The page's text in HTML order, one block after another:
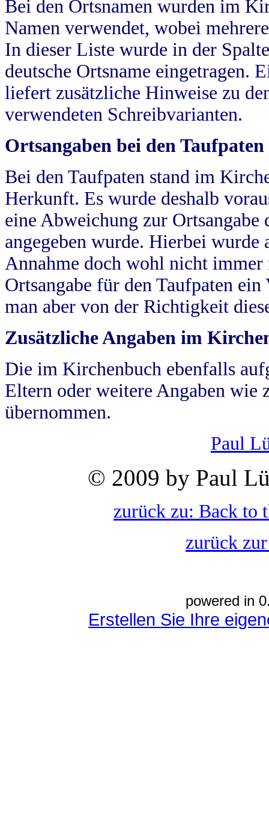
Bei den Ortsnamen wurden im
Namen verwendet, wobei
In dieser Liste wurde in der
deutsche Ortsname eingetragen.
liefert zusätzliche Hinweise zu
verwendeten Schreibvarianten.
Ortsangaben bei den Taufpaten
Bei den Taufpaten stand im
Herkunft. Es wurde deshalb
eine Abweichung zur
angegeben wurde. Hierbei wurde
Annahme doch wohl nicht
Ortsangabe für den Taufpaten
man aber von der Richtigkeit
Zusätzliche Angaben im
Die im Kirchenbuch ebenfalls
Eltern oder weitere Angaben wie
übernommen.
Paul
© 2009 by Paul
zurück zu: Back to
zurück
powered in
Erstellen Sie Ihre